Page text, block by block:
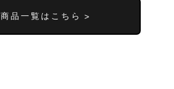
商品一覧はこちら